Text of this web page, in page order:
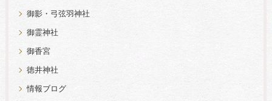
御影・弓弦羽神社
御霊神社
御香宮
徳井神社
情報ブログ